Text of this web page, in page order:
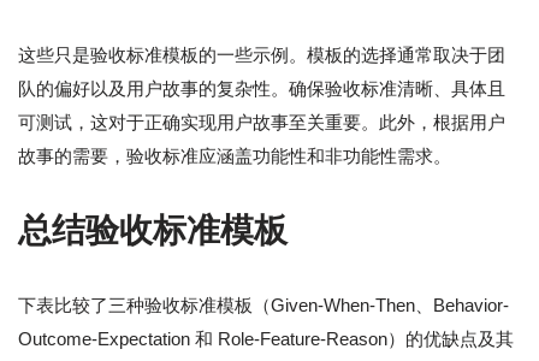
这些只是验收标准模板的一些示例。模板的选择通常取决于团
队的偏好以及用户故事的复杂性。确保验收标准清晰、具体且
可测试，这对于正确实现用户故事至关重要。此外，根据用户
故事的需要，验收标准应涵盖功能性和非功能性需求。
总结验收标准模板
下表比较了三种验收标准模板（Given-When-Then、Behavior-
Outcome-Expectation 和 Role-Feature-Reason）的优缺点及其